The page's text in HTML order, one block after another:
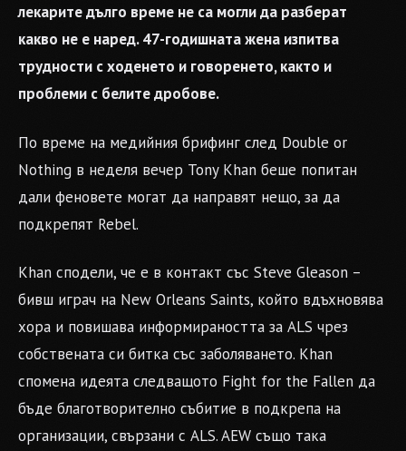
лекарите дълго време не са могли да разберат
какво не е наред. 47-годишната жена изпитва
трудности с ходенето и говоренето, както и
проблеми с белите дробове.
По време на медийния брифинг след Double or
Nothing в неделя вечер Tony Khan беше попитан
дали феновете могат да направят нещо, за да
подкрепят Rebel.
Khan сподели, че е в контакт със Steve Gleason –
бивш играч на New Orleans Saints, който вдъхновява
хора и повишава информираността за ALS чрез
собствената си битка със заболяването. Khan
спомена идеята следващото Fight for the Fallen да
бъде благотворително събитие в подкрепа на
организации, свързани с ALS. AEW също така